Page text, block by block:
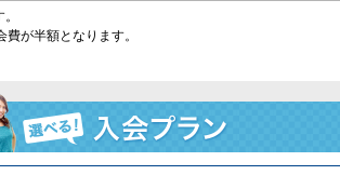
が半額となります。